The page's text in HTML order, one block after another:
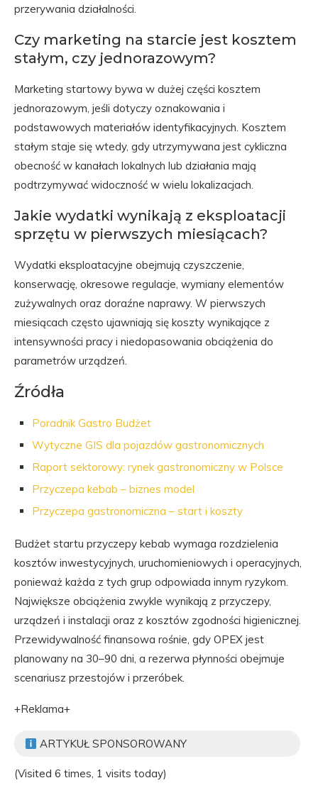
przerywania działalności.
Czy marketing na starcie jest kosztem
stałym, czy jednorazowym?
Marketing startowy bywa w dużej części kosztem
jednorazowym, jeśli dotyczy oznakowania i
podstawowych materiałów identyfikacyjnych. Kosztem
stałym staje się wtedy, gdy utrzymywana jest cykliczna
obecność w kanałach lokalnych lub działania mają
podtrzymywać widoczność w wielu lokalizacjach.
Jakie wydatki wynikają z eksploatacji
sprzętu w pierwszych miesiącach?
Wydatki eksploatacyjne obejmują czyszczenie,
konserwację, okresowe regulacje, wymiany elementów
zużywalnych oraz doraźne naprawy. W pierwszych
miesiącach często ujawniają się koszty wynikające z
intensywności pracy i niedopasowania obciążenia do
parametrów urządzeń.
Źródła
Poradnik Gastro Budżet
Wytyczne GIS dla pojazdów gastronomicznych
Raport sektorowy: rynek gastronomiczny w Polsce
Przyczepa kebab – biznes model
Przyczepa gastronomiczna – start i koszty
Budżet startu przyczepy kebab wymaga rozdzielenia
kosztów inwestycyjnych, uruchomieniowych i operacyjnych,
ponieważ każda z tych grup odpowiada innym ryzykom.
Największe obciążenia zwykle wynikają z przyczepy,
urządzeń i instalacji oraz z kosztów zgodności higienicznej.
Przewidywalność finansowa rośnie, gdy OPEX jest
planowany na 30–90 dni, a rezerwa płynności obejmuje
scenariusz przestojów i przeróbek.
+Reklama+
ARTYKUŁ SPONSOROWANY
(Visited 6 times, 1 visits today)